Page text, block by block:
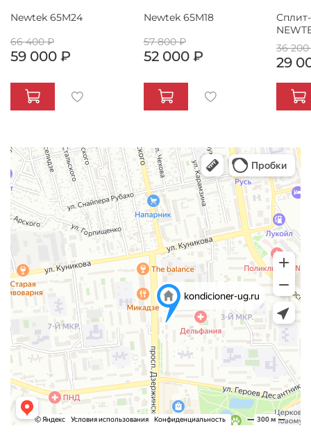
Newtek 65M24
66 400 ₽
59 000 ₽
Newtek 65M18
57 800 ₽
52 000 ₽
36
29